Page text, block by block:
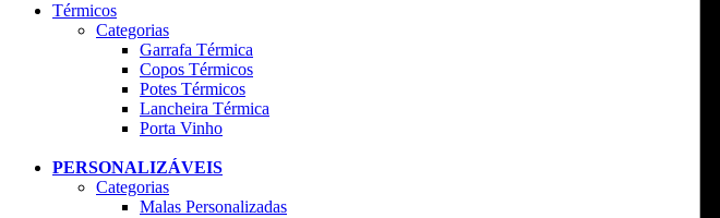
Térmicos
Categorias
Garrafa Térmica
Copos Térmicos
Potes Térmicos
Lancheira Térmica
Porta Vinho
PERSONALIZÁVEIS
Categorias
Malas Personalizadas